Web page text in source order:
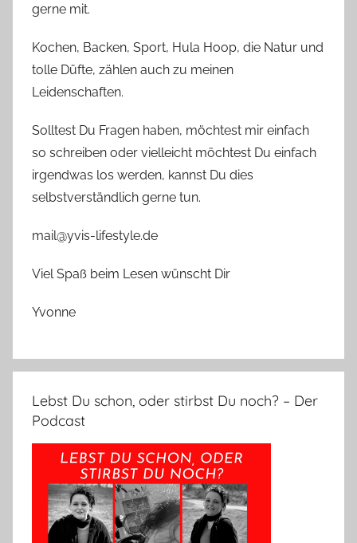
gerne mit.
Kochen, Backen, Sport, Hula Hoop, die Natur und
tolle Düfte, zählen auch zu meinen
Leidenschaften.
Solltest Du Fragen haben, möchtest mir einfach
so schreiben oder vielleicht möchtest Du einfach
irgendwas los werden, kannst Du dies
selbstverständlich gerne tun.
mail@yvis-lifestyle.de
Viel Spaß beim Lesen wünscht Dir
Yvonne
Lebst Du schon, oder stirbst Du noch? – Der
Podcast